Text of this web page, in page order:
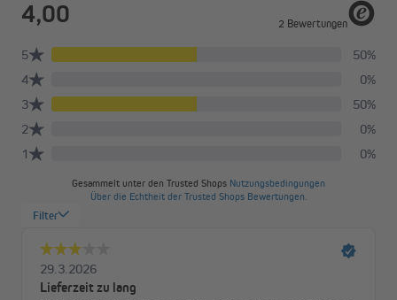
Spare Energie & Bares
Bei vielen älteren Häusern sind die Rollladenkästen direkt in die
Hauswand eingelassen. Kalte Außenluft dringt ein – dadurch
bieten die ungedämmten Kästen, die aus einfachen Span- oder
Sperrholzplatten bestehen, so gut wie keinen Wärmeschutz.
Hohe Energieverluste sind die Folge. Mit einer Isolierung deiner
Rollläden kannst du genau das vermeiden.